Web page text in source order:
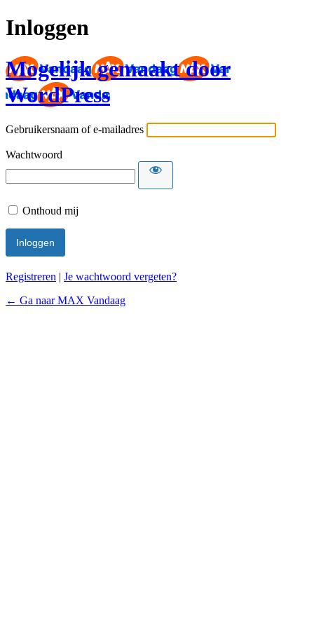
Inloggen
Mogelijk gemaakt door
WordPress
Gebruikersnaam of e-mailadres
Wachtwoord
Onthoud mij
Registreren | Je wachtwoord vergeten?
← Ga naar MAX Vandaag